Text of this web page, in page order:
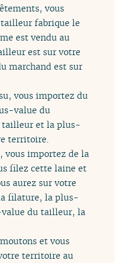
vous
fabrique le
est vendu au
est sur votre
marchand est sur
vous importez du
value du
tailleur et la plus-
territoire.
vous importez de la
filez cette laine et
aurez sur votre
filature, la plus-
du tailleur, la
et vous
territoire au